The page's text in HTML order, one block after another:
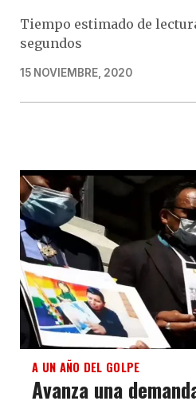
Tiempo estimado de
segundos
15 NOVIEMBRE, 2020
A UN AÑO DEL GOLPE
Avanza una